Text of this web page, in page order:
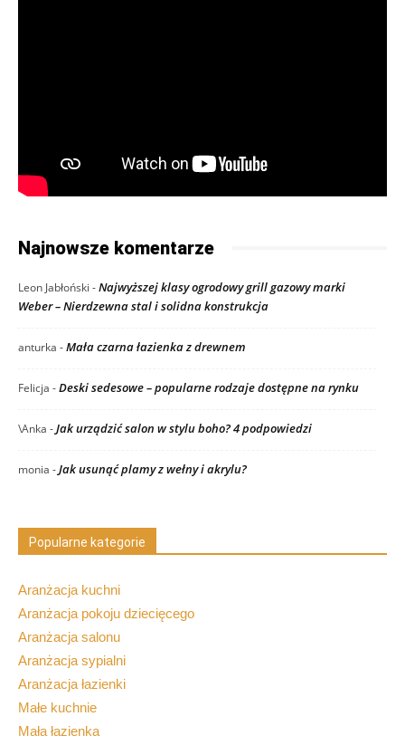
Najnowsze komentarze
Leon Jabłoński -Najwyższej klasy ogrodowy grill gazowy marki
Weber – Nierdzewna stal i solidna konstrukcja
anturka -Mała czarna łazienka z drewnem
Felicja -Deski sedesowe – popularne rodzaje dostępne na rynku
\Anka -Jak urządzić salon w stylu boho? 4 podpowiedzi
monia -Jak usunąć plamy z wełny i akrylu?
Popularne kategorie
Aranżacja kuchni
Aranżacja pokoju dziecięcego
Aranżacja salonu
Aranżacja sypialni
Aranżacja łazienki
Małe kuchnie
Mała łazienka